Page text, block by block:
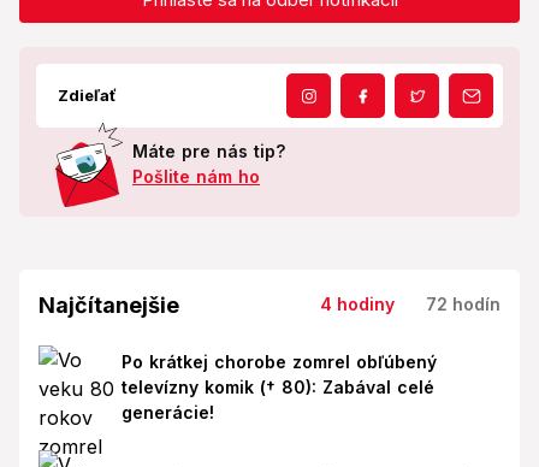
Zdieľať
Máte pre nás tip?
Pošlite nám ho
Najčítanejšie 4 hodiny 72 hodín
Po krátkej chorobe zomrel obľúbený
televízny komik († 80): Zabával celé
generácie!